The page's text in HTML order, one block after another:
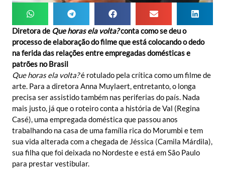
Diretora de Que horas ela volta?conta como se deu o
processo de elaboração do filme que está colocando o dedo
na ferida das relações entre empregadas domésticas e
patrões no Brasil
Que horas ela volta?é rotulado pela crítica como um filme de
arte. Para a diretora Anna Muylaert, entretanto, o longa
precisa ser assistido também nas periferias do país. Nada
mais justo, já que o roteiro conta a história de Val (Regina
Casé), uma empregada doméstica que passou anos
trabalhando na casa de uma família rica do Morumbi e tem
sua vida alterada com a chegada de Jéssica (Camila Márdila),
sua filha que foi deixada no Nordeste e está em São Paulo
para prestar vestibular.